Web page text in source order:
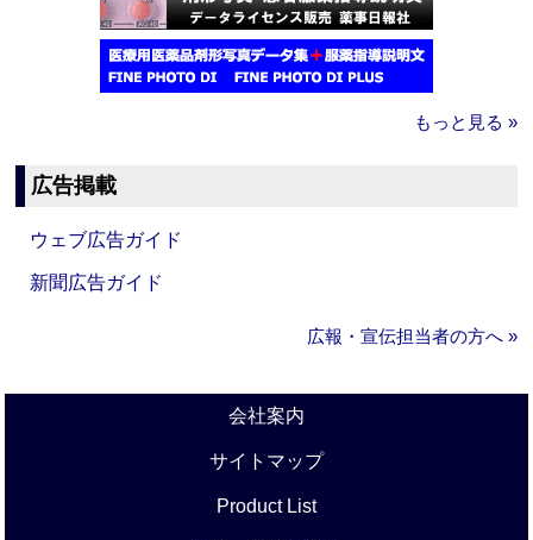
もっと見る »
広告掲載
ウェブ広告ガイド
新聞広告ガイド
広報・宣伝担当者の方へ »
会社案内
サイトマップ
Product List